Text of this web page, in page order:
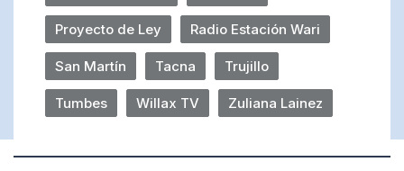
Proyecto de Ley Radio Estación Wari
San Martín Tacna Trujillo
Tumbes Willax TV Zuliana Lainez